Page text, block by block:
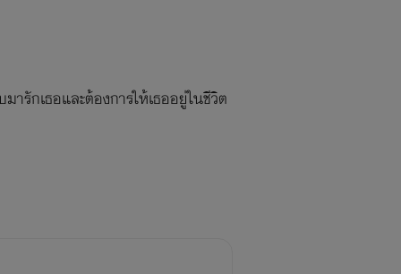
ารักเธอและต้องการให้เธออยู่ในชีวิต